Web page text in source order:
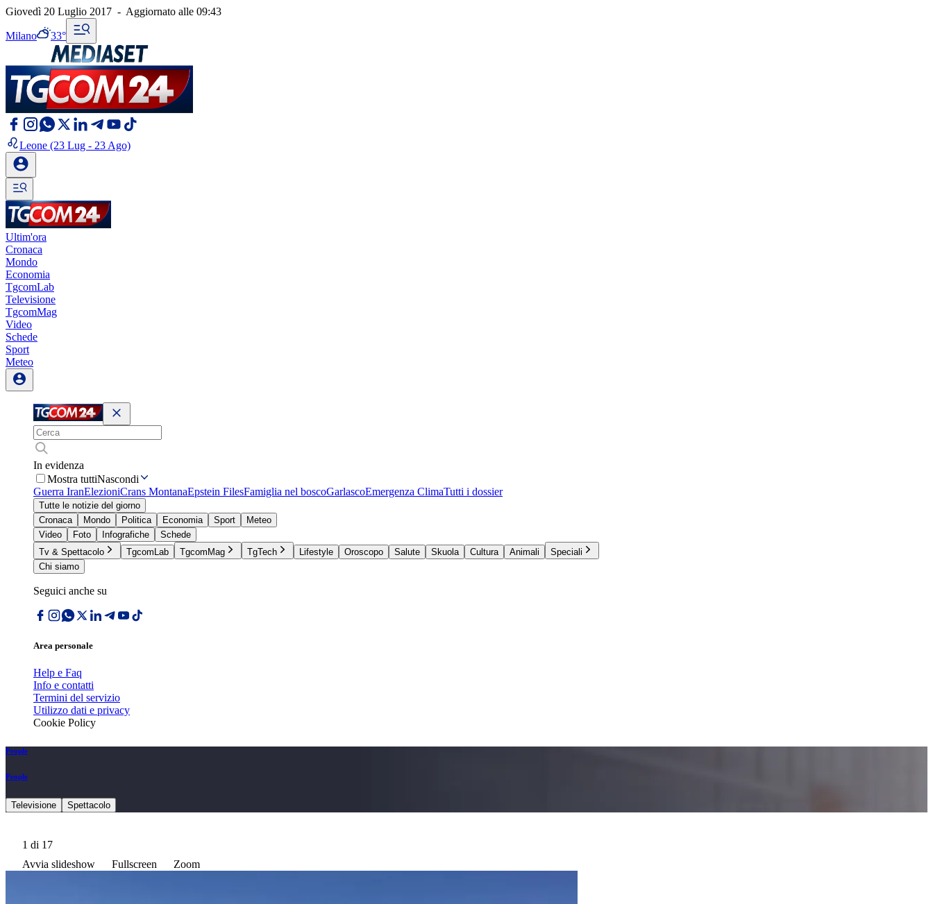
Giovedì 20 Luglio 2017 - Aggiornato alle 09:43
Milano 33°
Leone (23 Lug - 23 Ago)
Ultim'ora
Cronaca
Mondo
Economia
TgcomLab
Televisione
TgcomMag
Video
Schede
Sport
Meteo
In evidenza
Mostra tuttiNascondi
Guerra IranElezioniCrans MontanaEpstein FilesFamiglia nel boscoGarlascoEmergenza ClimaTutti i dossier
Tutte le notizie del giorno
Cronaca
Mondo Politica Economia Sport
Meteo
Video
Foto Infografiche
Schede
Tv & Spettacolo
TgcomLab TgcomMag TgTech Lifestyle Oroscopo Salute Skuola Cultura Animali
Speciali
Chi siamo
Seguici anche su
Area personale
Help e Faq
Info e contatti
Termini del servizio
Utilizzo dati e privacy
Cookie Policy
People
People
Televisione Spettacolo
1 di 17
Avvia slideshow
Fullscreen Zoom